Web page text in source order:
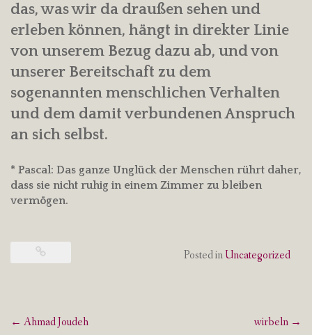
das, was wir da draußen sehen und
erleben können, hängt in direkter Linie
von unserem Bezug dazu ab, und von
unserer Bereitschaft zu dem
sogenannten menschlichen Verhalten
und dem damit verbundenen Anspruch
an sich selbst.
* Pascal: Das ganze Unglück der Menschen rührt daher,
dass sie nicht ruhig in einem Zimmer zu bleiben
vermögen.
Posted inUncategorized
Post
← Ahmad Joudeh wirbeln →